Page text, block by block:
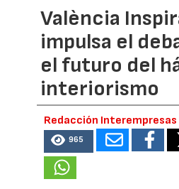
València
impulsa el
el futuro del
interiorismo
Redacción Interempresas
965